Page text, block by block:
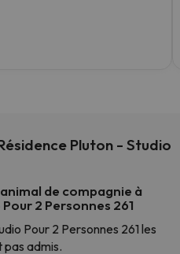
Pluton - Studio
de compagnie à
2 Personnes 261
Pour 2 Personnes 261 les
pas admis.